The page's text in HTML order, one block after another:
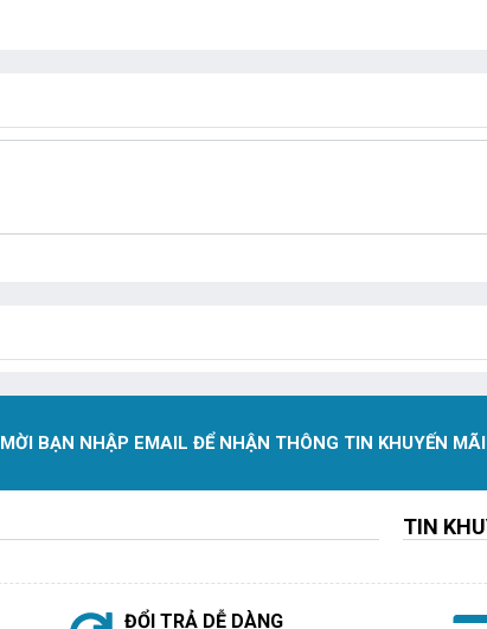
MỜI BẠN NHẬP EMAIL ĐỂ NHẬN THÔNG TIN KHUYẾN MÃI
TIN
ĐỔI TRẢ DỄ DÀNG